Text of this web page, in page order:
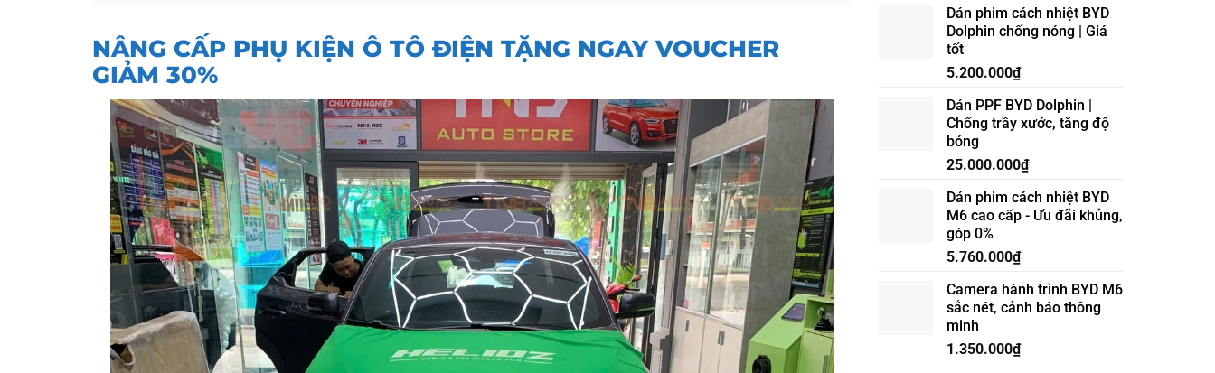
NÂNG CẤP PHỤ KIỆN Ô TÔ ĐIỆN TẶNG NGAY VOUCHER
GIẢM 30%
VF6
ĐIỀU
KHIỂN
ZIN
Dán phim cách nhiệt BYD
Dolphin chống nóng | Giá
tốt
5.200.000₫
Dán PPF BYD Dolphin |
Chống trầy xước, tăng độ
bóng
25.000.000₫
Dán phim cách nhiệt BYD
M6 cao cấp - Ưu đãi khủng,
góp 0%
5.760.000₫
Camera hành trình BYD M6
sắc nét, cảnh báo thông
minh
1.350.000₫